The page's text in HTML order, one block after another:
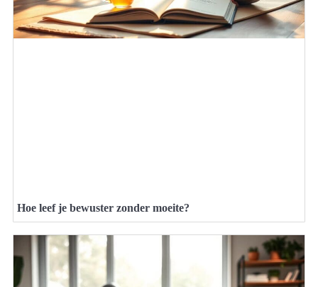
Hoe leef je bewuster zonder moeite?